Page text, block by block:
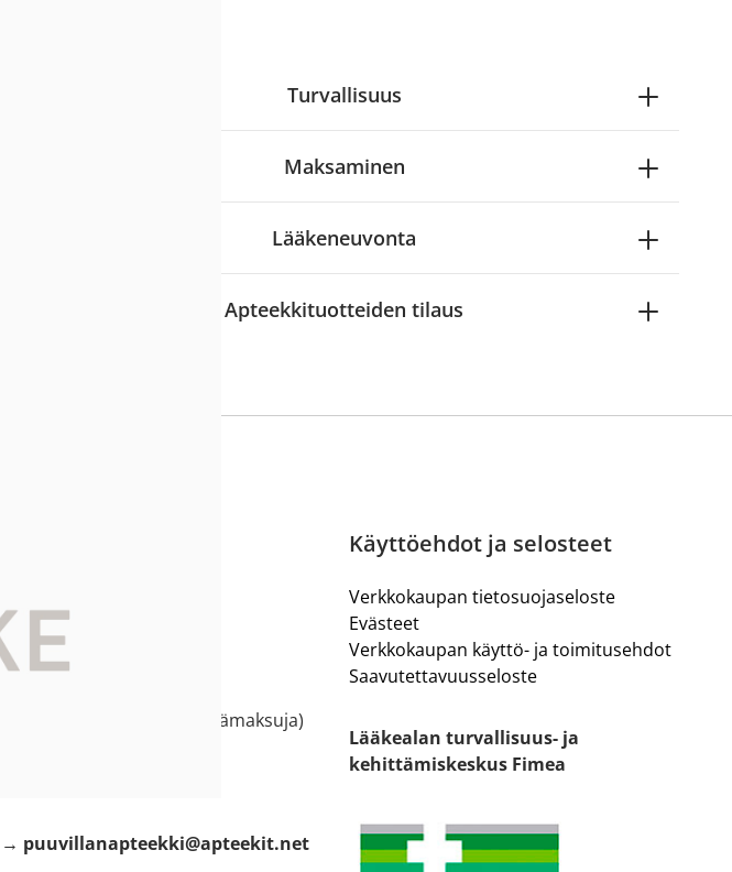
Turvallisuus
Maksaminen
Lääkeneuvonta
Apteekkituotteiden tilaus
→ 02 633 3304
(puhelun hinta ei sisällä lisämaksuja)
→ puuvillanapteekki@apteekit.net
Käyttöehdot ja selosteet
Verkkokaupan tietosuojaseloste
Evästeet
Verkkokaupan käyttö- ja toimitusehdot
Saavutettavuusseloste
Lääkealan turvallisuus- ja
kehittämiskeskus Fimea